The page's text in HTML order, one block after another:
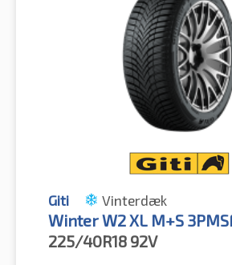
Giti Vinterdæk
Winter W2 XL M+S
225/40R18 92V